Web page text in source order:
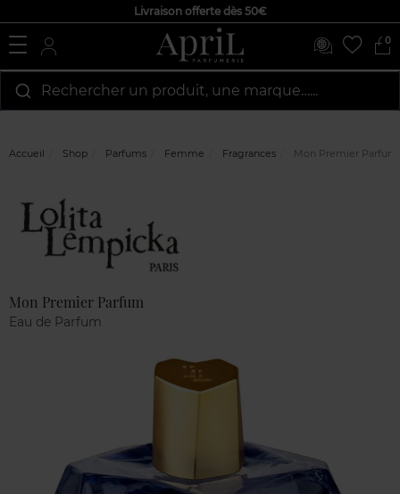
Livraison offerte dès 50€
0
Rechercher un produit, une marque…...
Accueil Shop Parfums Femme Fragrances Mon Premier Parfum
Marque
Mon Premier Parfum
Eau de Parfum